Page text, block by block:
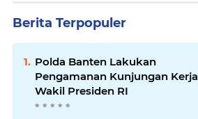
Berita Terpopuler
Polda Banten Lakukan
Pengamanan Kunjungan Kerja
Wakil Presiden RI